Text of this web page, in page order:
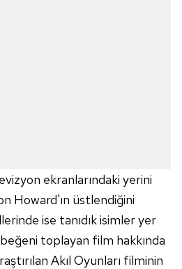
ekranlarındaki yerini
Howard'ın üstlendiğini
ise tanıdık isimler yer
toplayan film hakkında
Akıl Oyunları filminin